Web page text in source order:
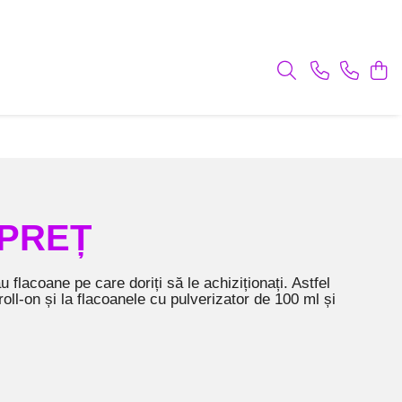
flacoane pe care doriți să le achiziționați. Astfel
on și la flacoanele cu pulverizator de 100 ml și